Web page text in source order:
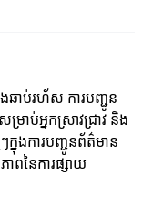
ឆាប់រហ័ស ការបញ្ជូន
ាប់អ្នកស្រាវជ្រាវ និង
ក្នុងការបញ្ជូនព័ត៌មាន
ពនៃការផ្សាយ